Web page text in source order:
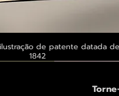
Visualização rápidade patente datada de
1842